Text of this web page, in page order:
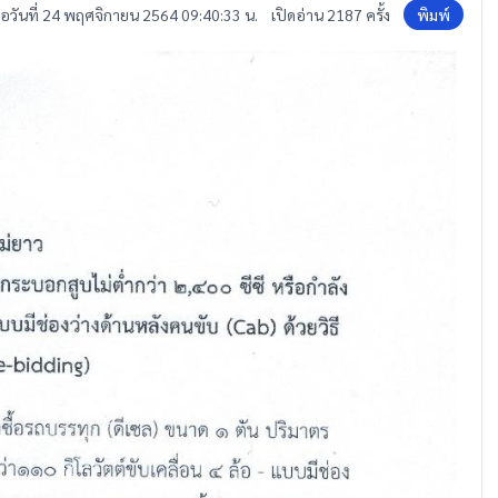
อวันที่ 24 พฤศจิกายน 2564 09:40:33 น. เปิดอ่าน 2187 ครั้ง พิมพ์